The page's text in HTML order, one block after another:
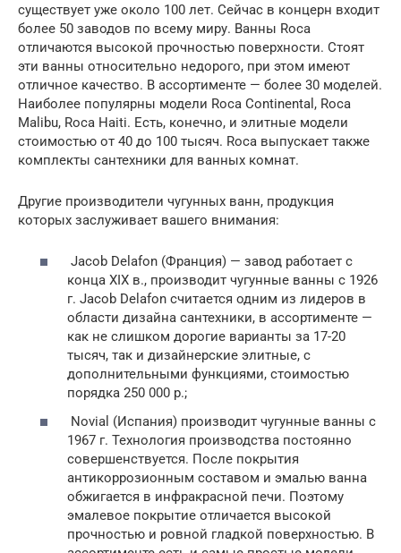
существует уже около 100 лет. Сейчас в концерн входит
более 50 заводов по всему миру. Ванны Roca
отличаются высокой прочностью поверхности. Стоят
эти ванны относительно недорого, при этом имеют
отличное качество. В ассортименте — более 30 моделей.
Наиболее популярны модели Roca Continental, Roca
Malibu, Roca Haiti. Есть, конечно, и элитные модели
стоимостью от 40 до 100 тысяч. Roca выпускает также
комплекты сантехники для ванных комнат.
Другие производители чугунных ванн, продукция
которых заслуживает вашего внимания:
Jacob Delafon (Франция) — завод работает с
конца XIX в., производит чугунные ванны с 1926
г. Jacob Delafon считается одним из лидеров в
области дизайна сантехники, в ассортименте —
как не слишком дорогие варианты за 17-20
тысяч, так и дизайнерские элитные, с
дополнительными функциями, стоимостью
порядка 250 000 р.;
Novial (Испания) производит чугунные ванны с
1967 г. Технология производства постоянно
совершенствуется. После покрытия
антикоррозионным составом и эмалью ванна
обжигается в инфракрасной печи. Поэтому
эмалевое покрытие отличается высокой
прочностью и ровной гладкой поверхностью. В